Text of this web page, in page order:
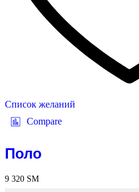
Список желаний
Compare
Поло
9 320 ЅМ